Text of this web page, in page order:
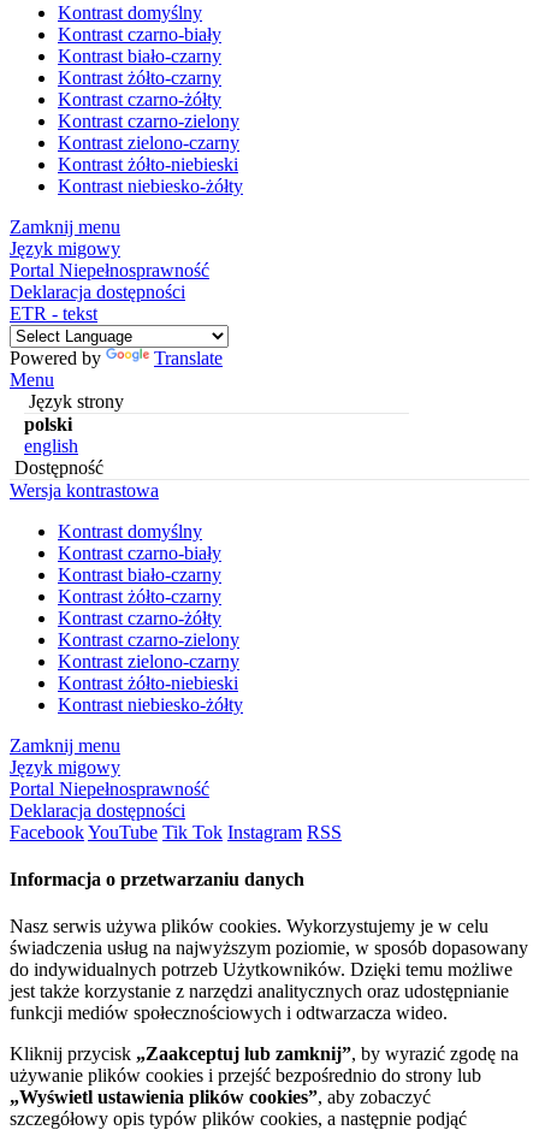
Kontrast domyślny
Kontrast czarno-biały
Kontrast biało-czarny
Kontrast żółto-czarny
Kontrast czarno-żółty
Kontrast czarno-zielony
Kontrast zielono-czarny
Kontrast żółto-niebieski
Kontrast niebiesko-żółty
Zamknij menu
Język migowy
Portal Niepełnosprawność
Deklaracja dostępności
ETR - tekst
Powered by
Translate
Menu
Język strony
polski
english
Dostępność
Wersja kontrastowa
Kontrast domyślny
Kontrast czarno-biały
Kontrast biało-czarny
Kontrast żółto-czarny
Kontrast czarno-żółty
Kontrast czarno-zielony
Kontrast zielono-czarny
Kontrast żółto-niebieski
Kontrast niebiesko-żółty
Zamknij menu
Język migowy
Portal Niepełnosprawność
Deklaracja dostępności
FacebookYouTube Tik Tok Instagram RSS
Informacja o przetwarzaniu danych
Nasz serwis używa plików cookies. Wykorzystujemy je w celu
świadczenia usług na najwyższym poziomie, w sposób dopasowany
do indywidualnych potrzeb Użytkowników. Dzięki temu możliwe
jest także korzystanie z narzędzi analitycznych oraz udostępnianie
funkcji mediów społecznościowych i odtwarzacza wideo.
Kliknij przycisk „Zaakceptuj lub zamknij”, by wyrazić zgodę na
używanie plików cookies i przejść bezpośrednio do strony lub
„Wyświetl ustawienia plików cookies”, aby zobaczyć
szczegółowy opis typów plików cookies, a następnie podjąć